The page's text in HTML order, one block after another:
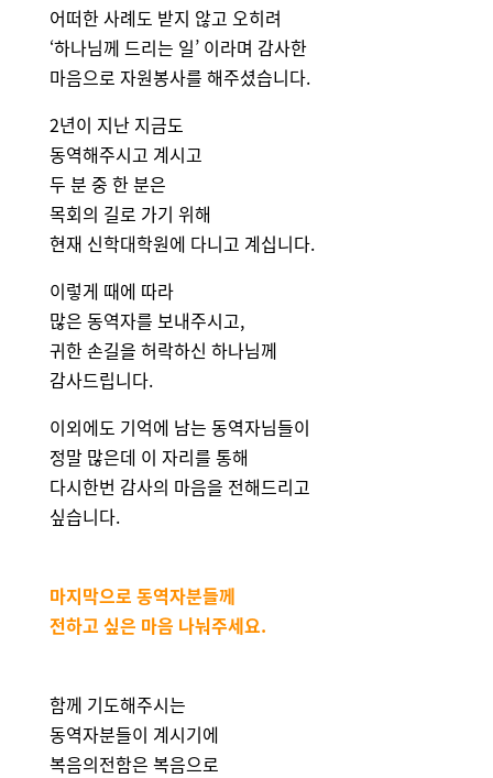
어떠한 사례도 받지 않고 오히려
‘하나님께 드리는 일’ 이라며 감사한
마음으로 자원봉사를 해주셨습니다.
2년이 지난 지금도
동역해주시고 계시고
두 분 중 한 분은
목회의 길로 가기 위해
현재 신학대학원에 다니고 계십니다.
이렇게 때에 따라
많은 동역자를 보내주시고,
귀한 손길을 허락하신 하나님께
감사드립니다.
이외에도 기억에 남는 동역자님들이
정말 많은데 이 자리를 통해
다시한번 감사의 마음을 전해드리고
싶습니다.
마지막으로 동역자분들께
전하고 싶은 마음 나눠주세요.
함께 기도해주시는
동역자분들이 계시기에
복음의전함은 복음으로